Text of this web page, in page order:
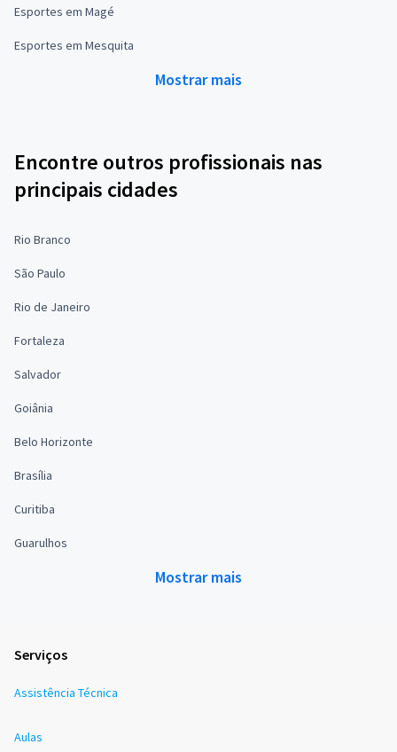
Esportes em Magé
Esportes em Mesquita
Mostrar mais
Encontre outros profissionais nas
principais cidades
Rio Branco
São Paulo
Rio de Janeiro
Fortaleza
Salvador
Goiânia
Belo Horizonte
Brasília
Curitiba
Guarulhos
Mostrar mais
Serviços
Assistência Técnica
Aulas